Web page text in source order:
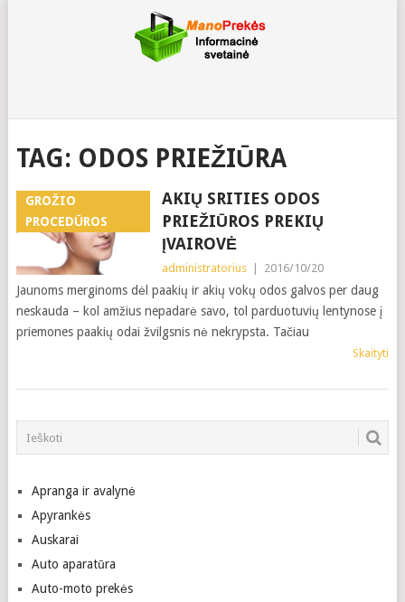
TAG: ODOS PRIEŽIŪRA
GROŽIO
PROCEDŪROS
AKIŲ SRITIES ODOS
PRIEŽIŪROS PREKIŲ
ĮVAIROVĖ
administratorius 2016/10/20
Jaunoms merginoms dėl paakių ir akių vokų odos galvos per daug
neskauda – kol amžius nepadarė savo, tol parduotuvių lentynose į
priemones paakių odai žvilgsnis nė nekrypsta. Tačiau
Skaityti
Apranga ir avalynė
Apyrankės
Auskarai
Auto aparatūra
Auto-moto prekės